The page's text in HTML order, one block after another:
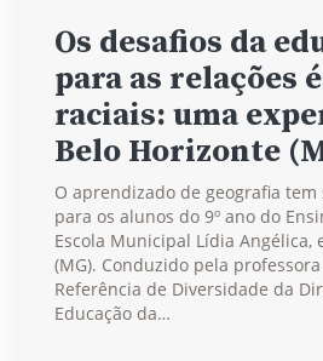
Os desafios da
para as relações
raciais: uma
Belo Horizonte
O aprendizado de geografia
para os alunos do 9º ano do
Escola Municipal Lídia Angélica,
(MG). Conduzido pela
Referência de Diversidade da
Educação da…